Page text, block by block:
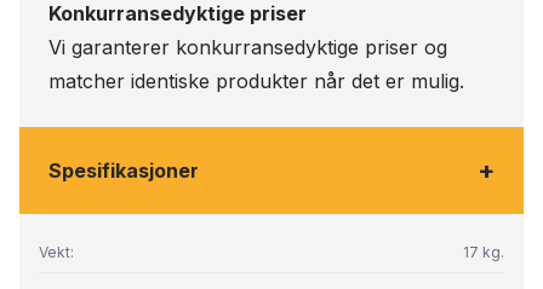
Konkurransedyktige priser
Vi garanterer konkurransedyktige priser og
matcher identiske produkter når det er mulig.
Spesifikasjoner +
Vekt: 17 kg.